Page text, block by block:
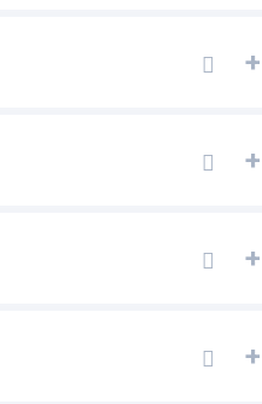
+
+
+
+